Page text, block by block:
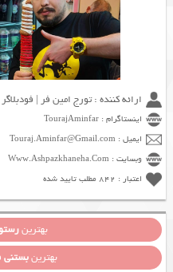
ارائه کننده : تورج امین فر | فودبلاگر
اینستاگرام : TourajAminfar
ایمیل : Touraj.Aminfar@Gmail.com
وبسایت : Www.Ashpazkhaneha.Com
اعتبار : 842 مطلب تایید شده
بهترین
بهترینبستنی